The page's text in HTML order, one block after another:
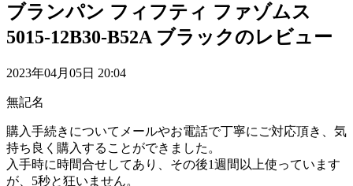
ブランパン フィフティ ファゾムス
5015-12B30-B52A ブラックのレビュー
2023年04月05日 20:04
無記名
購入手続きについてメールやお電話で丁寧にご対応頂き、気
持ち良く購入することができました。
入手時に時間合せしてあり、その後1週間以上使っています
が、5秒と狂いません。